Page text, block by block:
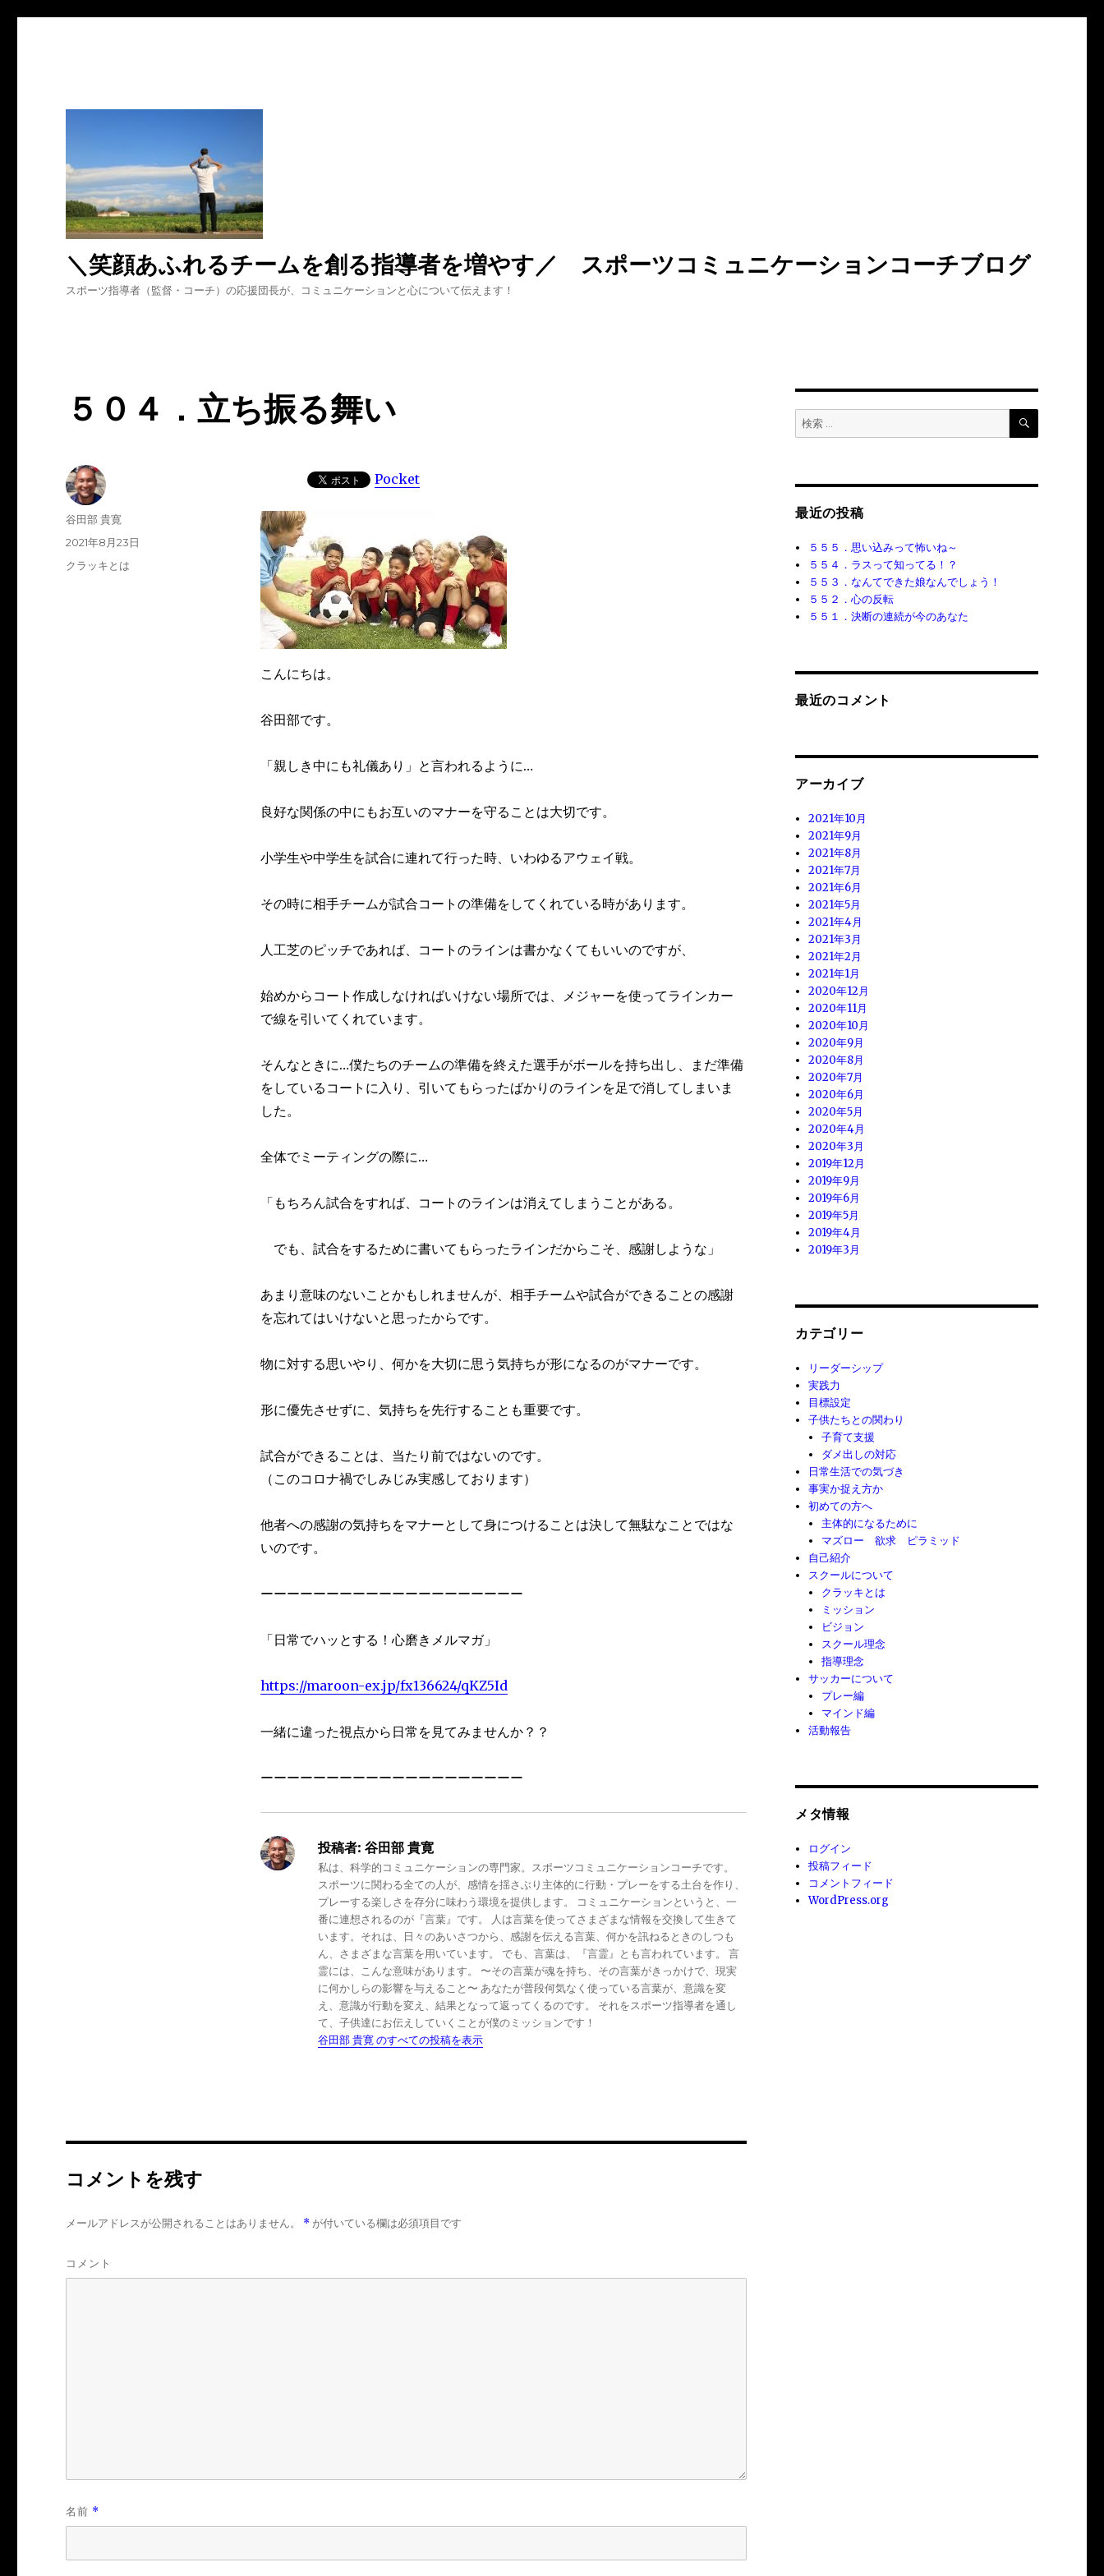
＼笑顔あふれるチームを創る指導者を増やす／ スポーツコミュニケーションコーチブログ
スポーツ指導者（監督・コーチ）の応援団長が、コミュニケーションと心について伝えます！
５０４．立ち振る舞い
Pocket
こんにちは。
谷田部です。
「親しき中にも礼儀あり」と言われるように…
良好な関係の中にもお互いのマナーを守ることは大切です。
小学生や中学生を試合に連れて行った時、いわゆるアウェイ戦。
その時に相手チームが試合コートの準備をしてくれている時があります。
人工芝のピッチであれば、コートのラインは書かなくてもいいのですが、
始めからコート作成しなければいけない場所では、メジャーを使ってラインカー
で線を引いてくれています。
そんなときに…僕たちのチームの準備を終えた選手がボールを持ち出し、まだ準備
をしているコートに入り、引いてもらったばかりのラインを足で消してしまいま
した。
全体でミーティングの際に…
「もちろん試合をすれば、コートのラインは消えてしまうことがある。
でも、試合をするために書いてもらったラインだからこそ、感謝しような」
あまり意味のないことかもしれませんが、相手チームや試合ができることの感謝
を忘れてはいけないと思ったからです。
物に対する思いやり、何かを大切に思う気持ちが形になるのがマナーです。
形に優先させずに、気持ちを先行することも重要です。
試合ができることは、当たり前ではないのです。
（このコロナ禍でしみじみ実感しております）
他者への感謝の気持ちをマナーとして身につけることは決して無駄なことではな
いのです。
ーーーーーーーーーーーーーーーーーーーー
「日常でハッとする！心磨きメルマガ」
https://maroon-ex.jp/fx136624/qKZ5Id
一緒に違った視点から日常を見てみませんか？？
ーーーーーーーーーーーーーーーーーーーー
投稿者: 谷田部 貴寛
私は、科学的コミュニケーションの専門家。スポーツコミュニケーションコーチです。
スポーツに関わる全ての人が、感情を揺さぶり主体的に行動・プレーをする土台を作り、
プレーする楽しさを存分に味わう環境を提供します。 コミュニケーションというと、一
番に連想されるのが『言葉』です。 人は言葉を使ってさまざまな情報を交換して生きて
います。それは、日々のあいさつから、感謝を伝える言葉、何かを訊ねるときのしつも
ん、さまざまな言葉を用いています。 でも、言葉は、『言霊』とも言われています。 言
霊には、こんな意味があります。 〜その言葉が魂を持ち、その言葉がきっかけで、現実
に何かしらの影響を与えること〜 あなたが普段何気なく使っている言葉が、意識を変
え、意識が行動を変え、結果となって返ってくるのです。 それをスポーツ指導者を通し
て、子供達にお伝えしていくことが僕のミッションです！
谷田部 貴寛 のすべての投稿を表示
投
谷田部 貴寛
投
稿
2021年8月23日
カ
クラッキとは
コメントを残す
メールアドレスが公開されることはありません。 * が付いている欄は必須項目です
コメント
名前 *
検
索:
検
最近の投稿
５５５．思い込みって怖いね～
５５４．ラスって知ってる！？
５５３．なんてできた娘なんでしょう！
５５２．心の反転
５５１．決断の連続が今のあなた
最近のコメント
アーカイブ
2021年10月
2021年9月
2021年8月
2021年7月
2021年6月
2021年5月
2021年4月
2021年3月
2021年2月
2021年1月
2020年12月
2020年11月
2020年10月
2020年9月
2020年8月
2020年7月
2020年6月
2020年5月
2020年4月
2020年3月
2019年12月
2019年9月
2019年6月
2019年5月
2019年4月
2019年3月
カテゴリー
リーダーシップ
実践力
目標設定
子供たちとの関わり
子育て支援
ダメ出しの対応
日常生活での気づき
事実か捉え方か
初めての方へ
主体的になるために
マズロー 欲求 ピラミッド
自己紹介
スクールについて
クラッキとは
ミッション
ビジョン
スクール理念
指導理念
サッカーについて
プレー編
マインド編
活動報告
メタ情報
ログイン
投稿フィード
コメントフィード
WordPress.org